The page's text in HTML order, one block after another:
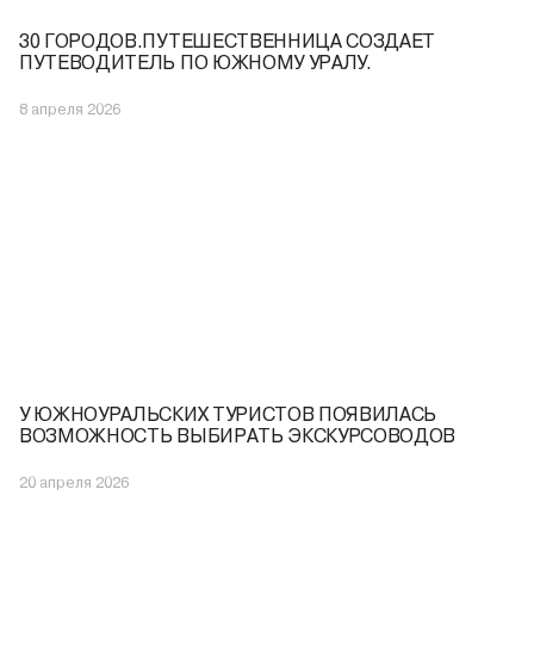
30 ГОРОДОВ.ПУТЕШЕСТВЕННИЦА СОЗДАЕТ
ПУТЕВОДИТЕЛЬ ПО ЮЖНОМУ УРАЛУ.
8 апреля 2026
У ЮЖНОУРАЛЬСКИХ ТУРИСТОВ ПОЯВИЛАСЬ
ВОЗМОЖНОСТЬ ВЫБИРАТЬ ЭКСКУРСОВОДОВ
20 апреля 2026